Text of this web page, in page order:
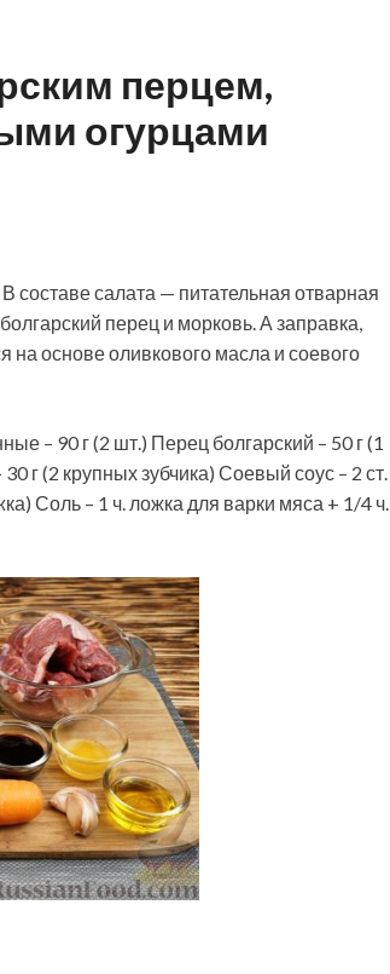
перцем,
огурцами
составе салата — питательная отварная
перец и морковь. А заправка,
на основе оливкового масла и соевого
– 90 г (2 шт.) Перец болгарский – 50 г (1
г (2 крупных зубчика) Соевый соус – 2 ст.
Соль – 1 ч. ложка для варки мяса + 1/4 ч.